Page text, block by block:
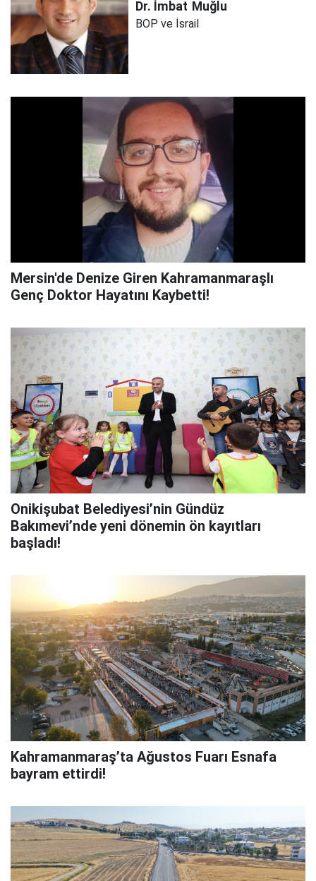
Dr. İmbat Muğlu
BOP ve İsrail
Mersin'de Denize Giren Kahramanmaraşlı
Genç Doktor Hayatını Kaybetti!
Onikişubat Belediyesi’nin Gündüz
Bakımevi’nde yeni dönemin ön kayıtları
başladı!
Kahramanmaraş’ta Ağustos Fuarı Esnafa
bayram ettirdi!